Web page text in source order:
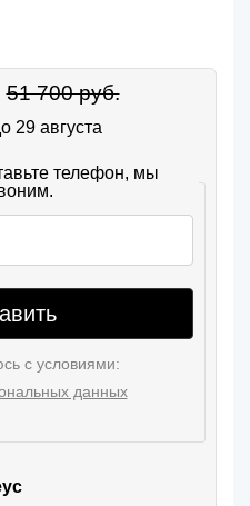
51 700 руб.
29 августа
телефон, мы
с условиями:
данных